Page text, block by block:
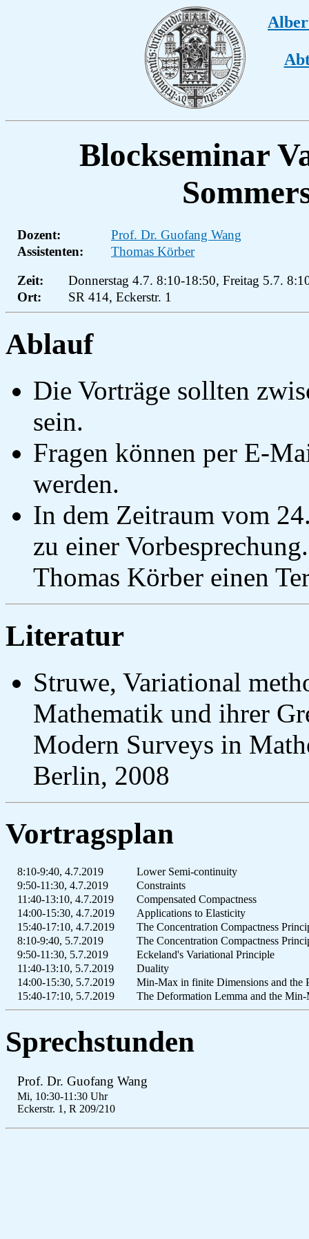
Blockseminar
Dozent:
Prof. Dr. Guofang Wang
Assistenten:
Thomas Körber
Zeit:
Donnerstag 4.7. 8:10-18:50, Freitag 5.7.
Ort:
SR 414, Eckerstr. 1
Ablauf
Die Vorträge sollten
sein.
Fragen können per E-
werden.
In dem Zeitraum vom
zu einer
Thomas Körber einen
Literatur
Struwe, Variational
Mathematik und ihrer
Modern Surveys in
Berlin, 2008
Vortragsplan
8:10-9:40, 4.7.2019
Lower Semi-continuity
9:50-11:30, 4.7.2019
Constraints
11:40-13:10, 4.7.2019
Compensated Compactness
14:00-15:30, 4.7.2019
Applications to Elasticity
15:40-17:10, 4.7.2019
The Concentration Compactness
8:10-9:40, 5.7.2019
The Concentration Compactness
9:50-11:30, 5.7.2019
Eckeland's Variational Principle
11:40-13:10, 5.7.2019
Duality
14:00-15:30, 5.7.2019
Min-Max in finite Dimensions and the
15:40-17:10, 5.7.2019
The Deformation Lemma and the
Sprechstunden
Prof. Dr. Guofang Wang
Mi, 10:30-11:30 Uhr
Eckerstr. 1, R 209/210